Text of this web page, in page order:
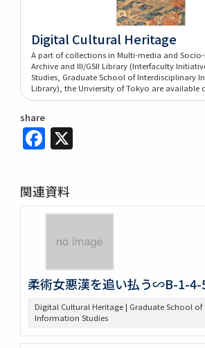
Digital Cultural Heritage
A part of collections in Multi-media and
Archive and III/GSII Library (Interfaculty
Studies, Graduate School of Interdisciplinary
Library), the Unviersity of Tokyo are available
share
Facebook
関連資料
柔術女悪漢を追い払う∽B-1-4-
Digital Cultural Heritage | Graduate School
Information Studies